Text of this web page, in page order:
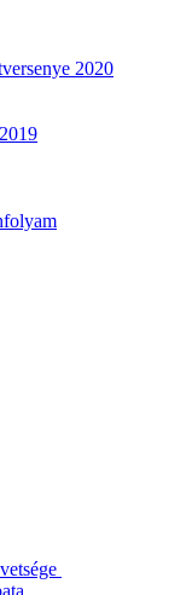
2020